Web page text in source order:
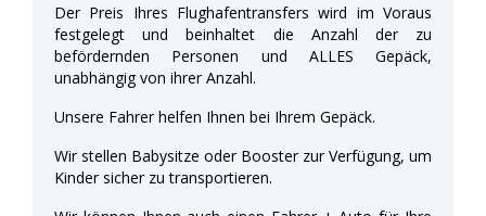
Der Preis Ihres Flughafentransfers wird im Voraus
festgelegt und beinhaltet die Anzahl der zu
befördernden Personen und ALLES Gepäck,
unabhängig von ihrer Anzahl.
Unsere Fahrer helfen Ihnen bei Ihrem Gepäck.
Wir stellen Babysitze oder Booster zur Verfügung, um
Kinder sicher zu transportieren.